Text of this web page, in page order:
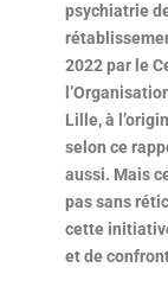
psychiatrie
2022 par le
Lille, à
selon ce
aussi. Mais
pas sans
cette
et de